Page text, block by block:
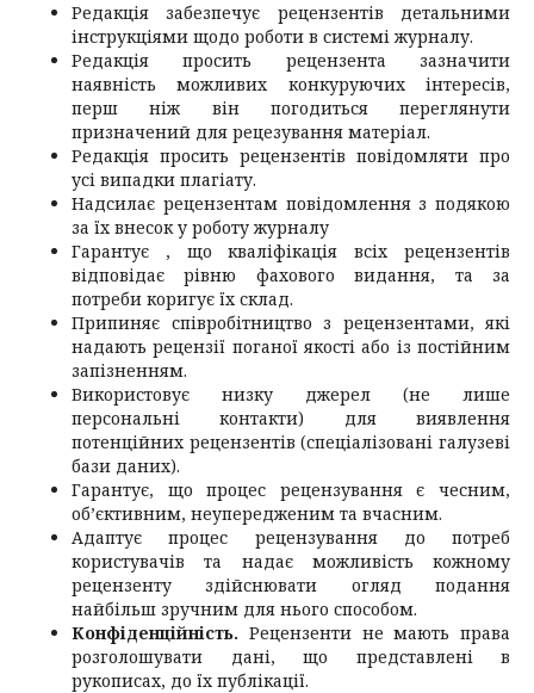
Редакція забезпечує рецензентів детальними
інструкціями щодо роботи в системі журналу.
Редакція просить рецензента зазначити
наявність можливих конкуруючих інтересів,
перш ніж він погодиться переглянути
призначений для рецезування матеріал.
Редакція просить рецензентів повідомляти про
усі випадки плагіату.
Надсилає рецензентам повідомлення з подякою
за їх внесок у роботу журналу
Гарантує , що кваліфікація всіх рецензентів
відповідає рівню фахового видання, та за
потреби коригує їх склад.
Припиняє співробітництво з рецензентами, які
надають рецензії поганої якості або із постійним
запізненням.
Використовує низку джерел (не лише
персональні контакти) для виявлення
потенційних рецензентів (спеціалізовані галузеві
бази даних).
Гарантує, що процес рецензування є чесним,
об’єктивним, неупередженим та вчасним.
Адаптує процес рецензування до потреб
користувачів та надає можливість кожному
рецензенту здійснювати огляд подання
найбільш зручним для нього способом.
Конфіденційність. Рецензенти не мають права
розголошувати дані, що представлені в
рукописах, до їх публікації.